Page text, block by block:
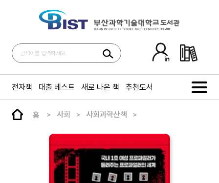
전자책 대출 베스트 새로 나온 책 추천도서
홈 사회 사회과학산책